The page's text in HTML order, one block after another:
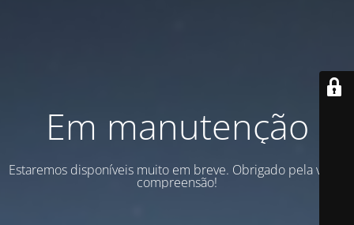
Em manutenção
Estaremos disponíveis muito em breve. Obrigado pela vossa
compreensão!